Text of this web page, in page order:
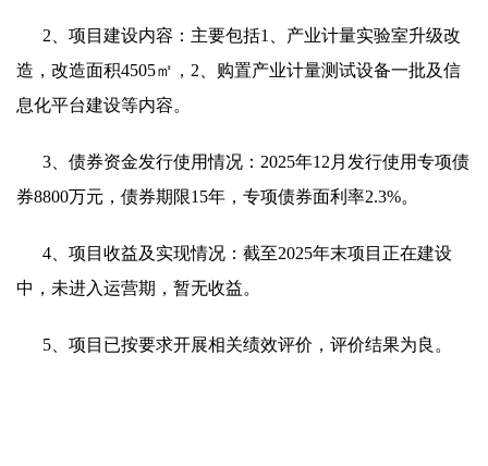
2、项目建设内容：主要包括1、产业计量实验室升级改
造，改造面积4505㎡，2、购置产业计量测试设备一批及信
息化平台建设等内容。
3、 债券资金发行使用情况： 2025年12月发行使用专项债
券8800万元，债券期限15年，专项债券面利率2.3%。
4、项目收益及实现情况：截至2025年末项目正在建设
中，未进入运营期，暂无收益。
5、项目已按要求开展相关绩效评价，评价结果为良。